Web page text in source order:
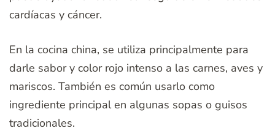
cardíacas y cáncer.
En la cocina china, se utiliza principalmente para
darle sabor y color rojo intenso a las carnes, aves y
mariscos. También es común usarlo como
ingrediente principal en algunas sopas o guisos
tradicionales.